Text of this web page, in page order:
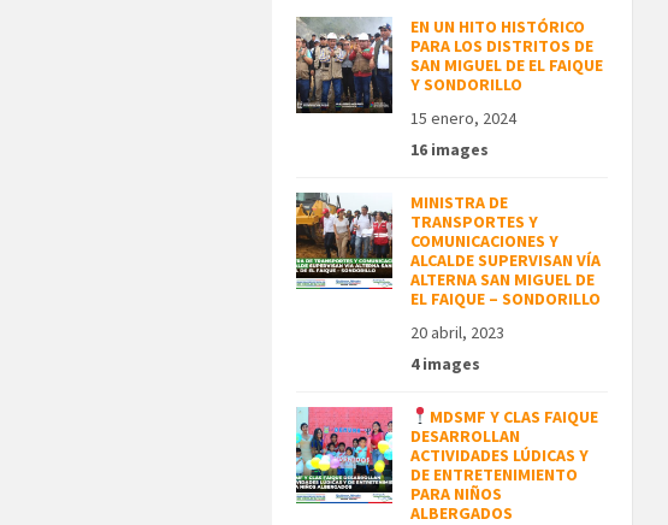
EN UN HITO HISTÓRICO
PARA LOS DISTRITOS DE
SAN MIGUEL DE EL FAIQUE
Y SONDORILLO
15 enero, 2024
16 images
MINISTRA DE
TRANSPORTES Y
COMUNICACIONES Y
ALCALDE SUPERVISAN VÍA
ALTERNA SAN MIGUEL DE
EL FAIQUE – SONDORILLO
20 abril, 2023
4 images
MDSMF Y CLAS FAIQUE
DESARROLLAN
ACTIVIDADES LÚDICAS Y
DE ENTRETENIMIENTO
PARA NIÑOS
ALBERGADOS